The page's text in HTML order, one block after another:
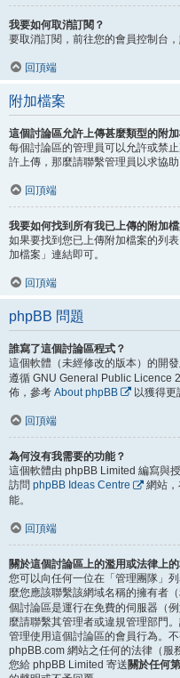
我要如何取消訂閱？
要取消訂閱，前往您的會員控制台
回頂端
附加檔案
這個討論區允許上傳甚麼類型的附
每個討論區的管理員可以允許或禁
許上傳，那麼請聯繫管理員以求協助
回頂端
我要如何找到所有我已上傳的附加檔
如果要找到您已上傳附加檔案的列
加檔案」連結即可。
回頂端
phpBB 問題
誰寫了這個討論區程式？
這個軟體（未經修改的版本）的開
遵循 GNU General Public Licence
佈，參考 About phpBB 以獲得更
回頂端
為何沒有我需要的功能？
這個軟體由 phpBB Limited 編寫與
訪問 phpBB Ideas Centre
網站
能。
回頂端
關於這個討論區上的濫用或法律上
您可以向任何一位在「管理團隊」
麼您應該聯繫該網域名稱的擁有者（
個討論區是運行在免費的伺服器（
麼請聯繫其管理者或違規管理部門
管理使用這個討論區的會員行為。
phpBB.com 網站之任何的法律（服
您給 phpBB Limited 寄送關於任何